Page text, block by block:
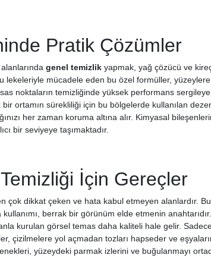
Pratik Çözümler
genel temizlik yapmak, yağ çözücü ve
lekeleriyle mücadele eden bu özel formüller,
noktaların temizliğinde yüksek performans
ortamın sürekliliği için bu bölgelerde kullanılan
her zaman koruma altına alır. Kimyasal
bir seviyeye taşımaktadır.
İçin Gereçler
çok dikkat çeken ve hata kabul etmeyen alanlardır.
berrak bir görünüm elde etmenin
kurulan görsel temas daha kaliteli hale gelir.
çizilmelere yol açmadan tozları hapseder ve
yüzeydeki parmak izlerini ve buğulanmayı